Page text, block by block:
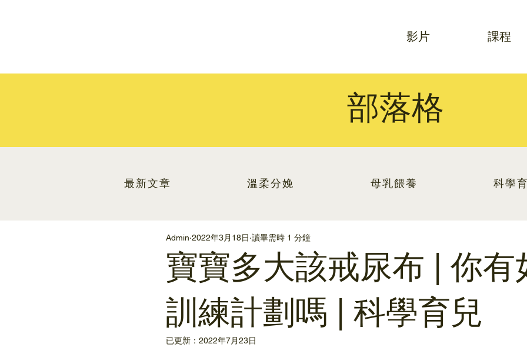
影片 課程
部落格
最新文章 溫柔分娩 母乳餵養 科學
寶寶多大該戒尿布 | 你有
訓練計劃嗎 | 科學育兒
Admin 2022年3月18日 讀畢需時 1 分鐘
已更新： 2022年7月23日